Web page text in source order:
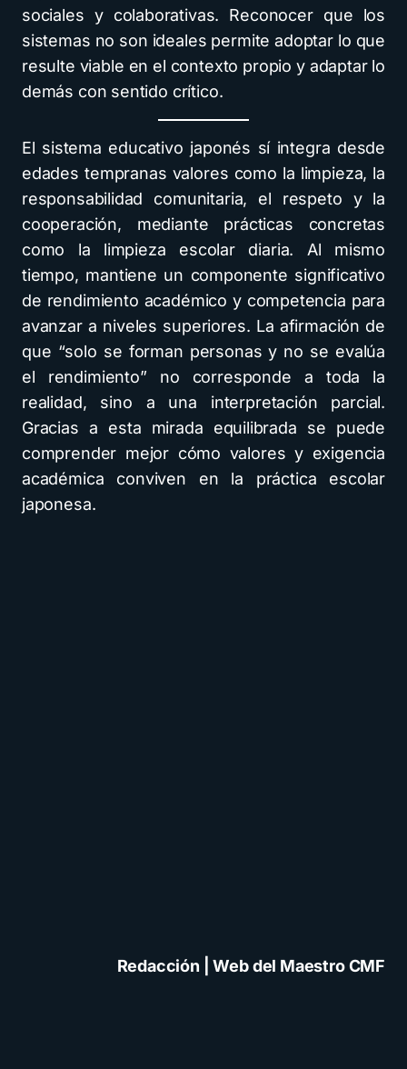
sociales y colaborativas. Reconocer que los
sistemas no son ideales permite adoptar lo que
resulte viable en el contexto propio y adaptar lo
demás con sentido crítico.
El sistema educativo japonés sí integra desde
edades tempranas valores como la limpieza, la
responsabilidad comunitaria, el respeto y la
cooperación, mediante prácticas concretas
como la limpieza escolar diaria. Al mismo
tiempo, mantiene un componente significativo
de rendimiento académico y competencia para
avanzar a niveles superiores. La afirmación de
que “solo se forman personas y no se evalúa
el rendimiento” no corresponde a toda la
realidad, sino a una interpretación parcial.
Gracias a esta mirada equilibrada se puede
comprender mejor cómo valores y exigencia
académica conviven en la práctica escolar
japonesa.
Redacción | Web del Maestro CMF